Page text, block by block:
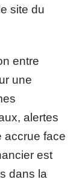
site du
entre
une
alertes
accrue face
est
dans la